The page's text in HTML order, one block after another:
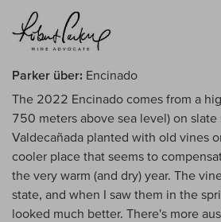
Parker über: Encinado
The 2022 Encinado comes from a
750 meters above sea level) on
Valdecañada planted with old vines
cooler place that seems to
the very warm (and dry) year. The
state, and when I saw them in the
looked much better. There's more